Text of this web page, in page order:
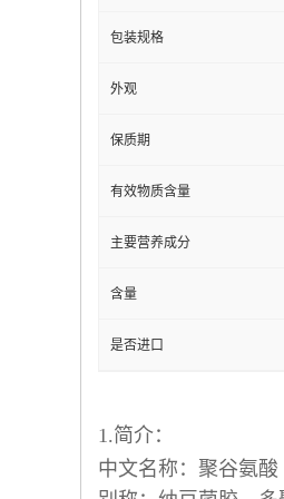
包装规格
外观
保质期
有效物质含量
主要营养成分
含量
是否进口
1.简介：
中文名称：聚谷氨酸